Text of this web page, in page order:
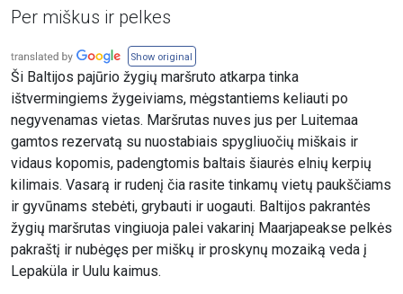
Per miškus ir pelkes
Show original
Ši Baltijos pajūrio žygių maršruto atkarpa tinka
ištvermingiems žygeiviams, mėgstantiems keliauti po
negyvenamas vietas. Maršrutas nuves jus per Luitemaa
gamtos rezervatą su nuostabiais spygliuočių miškais ir
vidaus kopomis, padengtomis baltais šiaurės elnių kerpių
kilimais. Vasarą ir rudenį čia rasite tinkamų vietų paukščiams
ir gyvūnams stebėti, grybauti ir uogauti. Baltijos pakrantės
žygių maršrutas vingiuoja palei vakarinį Maarjapeakse pelkės
pakraštį ir nubėgęs per miškų ir proskynų mozaiką veda į
Lepaküla ir Uulu kaimus.